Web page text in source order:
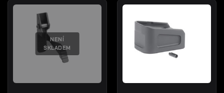
NENÍ
SKLADEM